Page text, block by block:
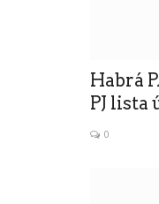
Habrá
PJ lista
0